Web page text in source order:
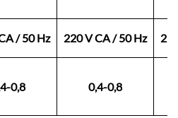
/ 50 Hz 220 V CA / 50 Hz
0,8 0,4-0,8